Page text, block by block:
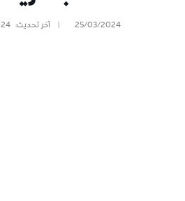
25/03/2024 آخر تحديث: